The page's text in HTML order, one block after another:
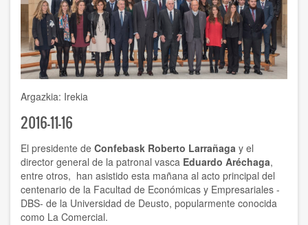
Argazkia: Irekia
2016-11-16
El presidente de Confebask Roberto Larrañaga y el
director general de la patronal vasca Eduardo Aréchaga,
entre otros, han asistido esta mañana al acto principal del
centenario de la Facultad de Económicas y Empresariales -
DBS- de la Universidad de Deusto, popularmente conocida
como La Comercial.